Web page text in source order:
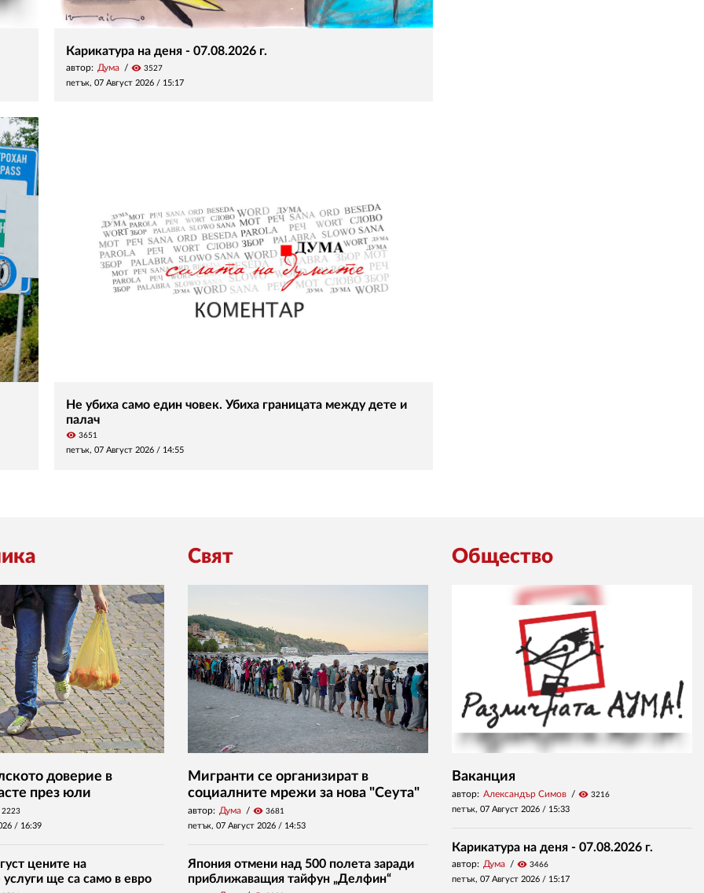
Карикатура на деня - 07.08.2026 г.
автор: Дума visibility 3527
петък, 07 Август 2026 / 15:17
Не убиха само един човек. Убиха границата между дете и
палач
visibility 3651
петък, 07 Август 2026 / 14:55
доверие в
през юли
2223
/ 16:39
цените на
ще са само в евро
Свят
Мигранти се организират в
социалните мрежи за нова "Сеута"
автор: Дума visibility 3681
петък, 07 Август 2026 / 14:53
Япония отмени над 500 полета заради
приближаващия тайфун „Делфин“
Общество
Ваканция
автор: Александър Симов visibility 3216
петък, 07 Август 2026 / 15:33
Карикатура на деня - 07.08.2026 г.
автор: Дума visibility 3466
петък, 07 Август 2026 / 15:17